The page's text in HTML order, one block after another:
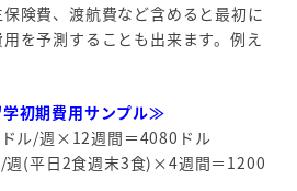
険費、渡航費など含めると最初に
を予測することも出来ます。例え
初期費用サンプル≫
ル/週×12週間＝4080ドル
(平日2食週末3食)×4週間＝1200